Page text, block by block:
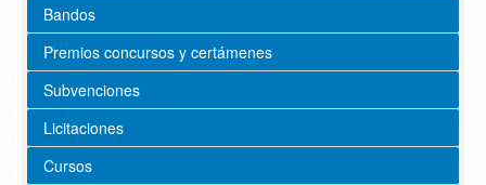
Bandos
Premios concursos y certámenes
Subvenciones
Licitaciones
Cursos